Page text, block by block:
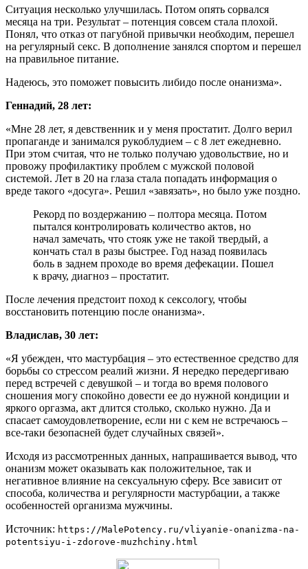
Ситуация несколько улучшилась. Потом опять сорвался
месяца на три. Результат – потенция совсем стала плохой.
Понял, что отказ от пагубной привычки необходим, перешел
на регулярный секс. В дополнение занялся спортом и перешел
на правильное питание.
Надеюсь, это поможет повысить либидо после онанизма».
Геннадий, 28 лет:
«Мне 28 лет, я девственник и у меня простатит. Долго верил
пропаганде и занимался рукоблудием – с 8 лет ежедневно.
При этом считая, что не только получаю удовольствие, но и
провожу профилактику проблем с мужской половой
системой. Лет в 20 на глаза стала попадать информация о
вреде такого «досуга». Решил «завязать», но было уже поздно.
Рекорд по воздержанию – полтора месяца. Потом
пытался контролировать количество актов, но
начал замечать, что стояк уже не такой твердый, а
кончать стал в разы быстрее. Год назад появилась
боль в заднем проходе во время дефекации. Пошел
к врачу, диагноз – простатит.
После лечения предстоит поход к сексологу, чтобы
восстановить потенцию после онанизма».
Владислав, 30 лет:
«Я убежден, что мастурбация – это естественное средство для
борьбы со стрессом реалий жизни. Я нередко передергиваю
перед встречей с девушкой – и тогда во время полового
сношения могу спокойно довести ее до нужной кондиции и
яркого оргазма, акт длится столько, сколько нужно. Да и
спасает самоудовлетворение, если ни с кем не встречаюсь –
все-таки безопасней будет случайных связей».
Исходя из рассмотренных данных, напрашивается вывод, что
онанизм может оказывать как положительное, так и
негативное влияние на сексуальную сферу. Все зависит от
способа, количества и регулярности мастурбации, а также
особенностей организма мужчины.
Источник: https://MalePotency.ru/vliyanie-onanizma-na-
potentsiyu-i-zdorove-muzhchiny.html